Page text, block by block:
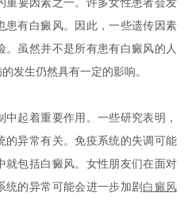
重要因素之一。许多女性患者会发
患有白癜风。因此，一些遗传因素
虽然并不是所有患有白癜风的人
发生仍然具有一定的影响。
起着重要作用。一些研究表明，
的异常有关。免疫系统的失调可能
就包括白癜风。女性朋友们在面对
统的异常可能会进一步加剧 白癜风